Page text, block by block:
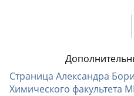
Страница Александра
Химического факультета